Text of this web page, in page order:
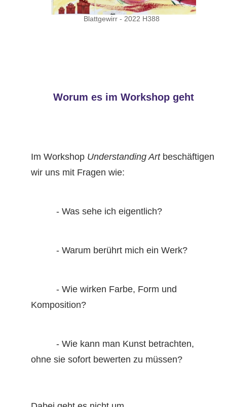
Blattgewirr - 2022 H388
Worum es im Workshop geht
Im Workshop Understanding Artbeschäftigen
wir uns mit Fragen wie:
- Was sehe ich eigentlich?
- Warum berührt mich ein Werk?
- Wie wirken Farbe, Form und
Komposition?
- Wie kann man Kunst betrachten,
ohne sie sofort bewerten zu müssen?